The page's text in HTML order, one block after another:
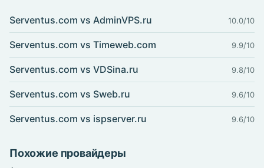
Serventus.com vs AdminVPS.ru 10.0/10
Serventus.com vs Timeweb.com 9.9/10
Serventus.com vs VDSina.ru 9.8/10
Serventus.com vs Sweb.ru 9.6/10
Serventus.com vs ispserver.ru 9.6/10
Похожие провайдеры